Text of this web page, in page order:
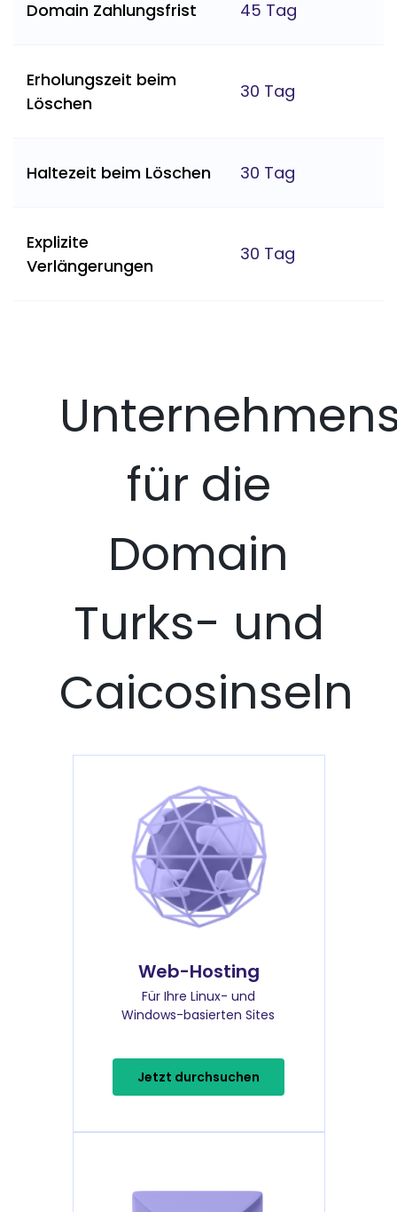
Domain Zahlungsfrist 45 Tag
Erholungszeit beim
Löschen
30 Tag
Haltezeit beim Löschen 30 Tag
Explizite
Verlängerungen
30 Tag
für die
Domain
Turks- und
Caicosinseln
Web-Hosting
Für Ihre Linux- und
Windows-basierten Sites
Jetzt durchsuchen